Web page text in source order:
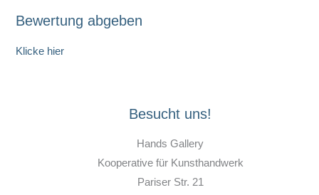
Bewertung abgeben
Klicke hier
Besucht uns!
Hands Gallery
Kooperative für Kunsthandwerk
Pariser Str. 21